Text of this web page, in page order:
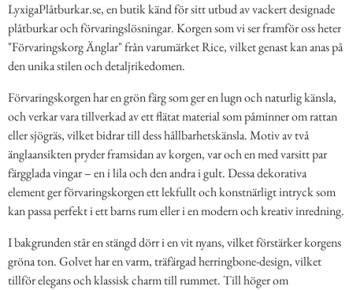
LyxigaPlåtburkar.se, en butik känd för sitt utbud av vackert designade
plåtburkar och förvaringslösningar. Korgen som vi ser framför oss heter
"Förvaringskorg Änglar" från varumärket Rice, vilket genast kan anas på
den unika stilen och detaljrikedomen.
Förvaringskorgen har en grön färg som ger en lugn och naturlig känsla,
och verkar vara tillverkad av ett flätat material som påminner om rattan
eller sjögräs, vilket bidrar till dess hållbarhetskänsla. Motiv av två
änglaansikten pryder framsidan av korgen, var och en med varsitt par
färgglada vingar – en i lila och den andra i gult. Dessa dekorativa
element ger förvaringskorgen ett lekfullt och konstnärligt intryck som
kan passa perfekt i ett barns rum eller i en modern och kreativ inredning.
I bakgrunden står en stängd dörr i en vit nyans, vilket förstärker korgens
gröna ton. Golvet har en varm, träfärgad herringbone-design, vilket
tillför elegans och klassisk charm till rummet. Till höger om